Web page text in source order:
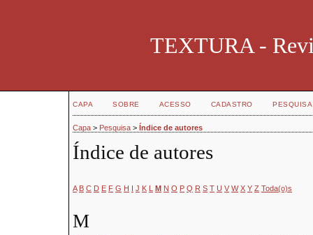
TEXTURA -
CAPA SOBRE ACESSO CADASTRO PESQUISA
Capa > Pesquisa > Índice de autores
Índice de autores
A B C D E F G H I J K L M N O P Q R S T U V W X Y Z Toda(o)s
M